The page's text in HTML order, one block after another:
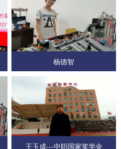
杨德智
王玉成---中职国家奖学金